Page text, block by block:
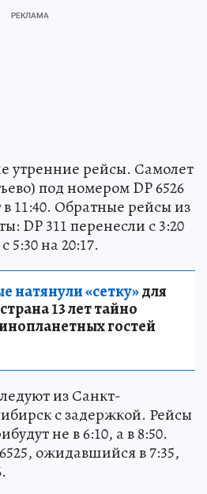
утренние рейсы. Самолет
под номером DP 6526
в 11:40. Обратные рейсы из
DP 311 перенесли с 3:20
5:30 на 20:17.
натянули «сетку»для
13 лет тайно
гостей
из Санкт-
с задержкой. Рейсы
не в 6:10, а в 8:50.
ожидавшийся в 7:35,